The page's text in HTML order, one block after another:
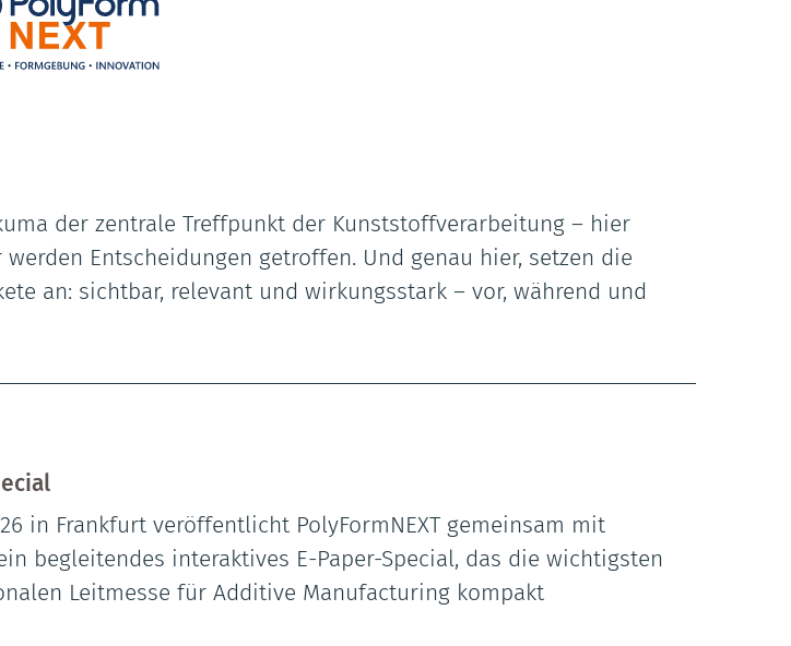
der zentrale Treffpunkt der Kunststoffverarbeitung – hier
Entscheidungen getroffen. Und genau hier, setzen die
an: sichtbar, relevant und wirkungsstark – vor, während und
in Frankfurt veröffentlicht PolyFormNEXT gemeinsam mit
begleitendes interaktives E-Paper-Special, das die wichtigsten
Leitmesse für Additive Manufacturing kompakt